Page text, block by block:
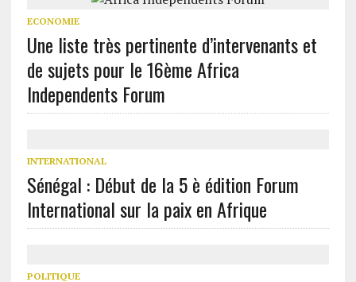
ECONOMIE
Une liste très pertinente d’intervenants et
de sujets pour le 16ème Africa
Independents Forum
INTERNATIONAL
Sénégal : Début de la 5 è édition Forum
International sur la paix en Afrique
POLITIQUE